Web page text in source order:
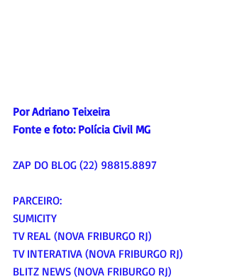
Por Adriano Teixeira
Fonte e foto: Polícia Civil MG
ZAP DO BLOG (22) 98815.8897
PARCEIRO:
SUMICITY
TV REAL (NOVA FRIBURGO RJ)
TV INTERATIVA (NOVA FRIBURGO RJ)
BLITZ NEWS (NOVA FRIBURGO RJ)